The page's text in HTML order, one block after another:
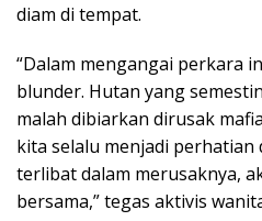
diam di tempat.
“Dalam mengangai perkara
blunder. Hutan yang
malah dibiarkan dirusak
kita selalu menjadi perhatian
terlibat dalam merusaknya,
bersama,” tegas aktivis